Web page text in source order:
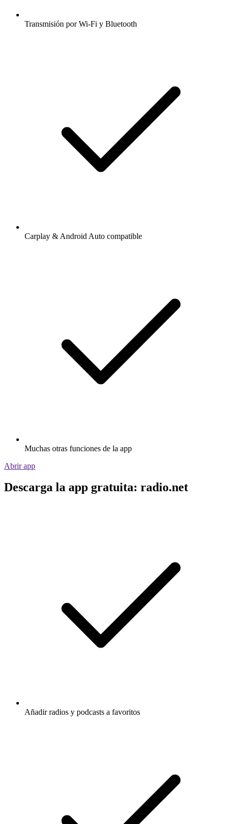
Transmisión por Wi-Fi y Bluetooth
Carplay & Android Auto compatible
Muchas otras funciones de la app
Abrir app
Descarga la app gratuita: radio.net
Añadir radios y podcasts a favoritos